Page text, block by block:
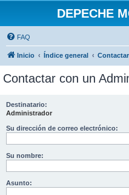
DEPECHE
FAQ
Inicio Índice general
Contactar con un
Destinatario:
Administrador
Su dirección de correo electrónico:
Su nombre:
Asunto: